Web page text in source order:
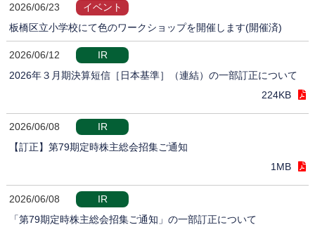
2026/06/23
イベント
板橋区立小学校にて色のワークショップを開催します(開催済)
2026/06/12
IR
2026年３月期決算短信［日本基準］（連結）の一部訂正について
224KB
2026/06/08
IR
【訂正】第79期定時株主総会招集ご通知
1MB
2026/06/08
IR
「第79期定時株主総会招集ご通知」の一部訂正について